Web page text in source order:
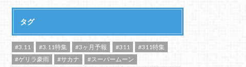
タグ
#3.11 #3.11特集 #3ヶ月予報 #311
#311特集
#ゲリラ豪雨
#サカナ
#スーパームーン